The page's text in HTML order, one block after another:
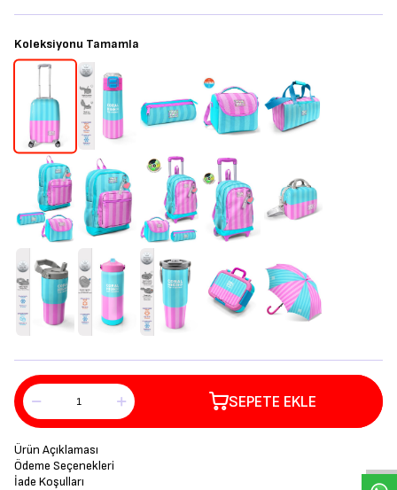
Koleksiyonu Tamamla
SEPETE EKLE
Ürün Açıklaması
Ödeme Seçenekleri
İade Koşulları